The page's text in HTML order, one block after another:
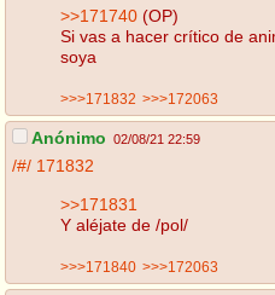
>>171740 (OP)
Si vas a hacer crítico de
soya
>>>171832 >>>172063
Anónimo 02/08/21 22:59
/#/ 171832
>>171831
Y aléjate de /pol/
>>>171840 >>>172063